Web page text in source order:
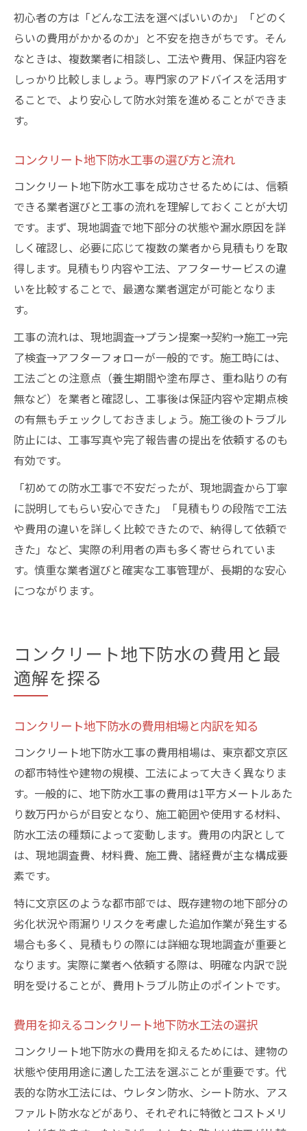
初心者の方は「どんな工法を選べばいいのか」「どのく
らいの費用がかかるのか」と不安を抱きがちです。そん
なときは、複数業者に相談し、工法や費用、保証内容を
しっかり比較しましょう。専門家のアドバイスを活用す
ることで、より安心して防水対策を進めることができま
す。
コンクリート地下防水工事の選び方と流れ
コンクリート地下防水工事を成功させるためには、信頼
できる業者選びと工事の流れを理解しておくことが大切
です。まず、現地調査で地下部分の状態や漏水原因を詳
しく確認し、必要に応じて複数の業者から見積もりを取
得します。見積もり内容や工法、アフターサービスの違
いを比較することで、最適な業者選定が可能となりま
す。
工事の流れは、現地調査→プラン提案→契約→施工→完
了検査→アフターフォローが一般的です。施工時には、
工法ごとの注意点（養生期間や塗布厚さ、重ね貼りの有
無など）を業者と確認し、工事後は保証内容や定期点検
の有無もチェックしておきましょう。施工後のトラブル
防止には、工事写真や完了報告書の提出を依頼するのも
有効です。
「初めての防水工事で不安だったが、現地調査から丁寧
に説明してもらい安心できた」「見積もりの段階で工法
や費用の違いを詳しく比較できたので、納得して依頼で
きた」など、実際の利用者の声も多く寄せられていま
す。慎重な業者選びと確実な工事管理が、長期的な安心
につながります。
コンクリート地下防水の費用と最
適解を探る
コンクリート地下防水の費用相場と内訳を知る
コンクリート地下防水工事の費用相場は、東京都文京区
の都市特性や建物の規模、工法によって大きく異なりま
す。一般的に、地下防水工事の費用は1平方メートルあた
り数万円からが目安となり、施工範囲や使用する材料、
防水工法の種類によって変動します。費用の内訳として
は、現地調査費、材料費、施工費、諸経費が主な構成要
素です。
特に文京区のような都市部では、既存建物の地下部分の
劣化状況や雨漏りリスクを考慮した追加作業が発生する
場合も多く、見積もりの際には詳細な現地調査が重要と
なります。実際に業者へ依頼する際は、明確な内訳で説
明を受けることが、費用トラブル防止のポイントです。
費用を抑えるコンクリート地下防水工法の選択
コンクリート地下防水の費用を抑えるためには、建物の
状態や使用用途に適した工法を選ぶことが重要です。代
表的な防水工法には、ウレタン防水、シート防水、アス
ファルト防水などがあり、それぞれに特徴とコストメリ